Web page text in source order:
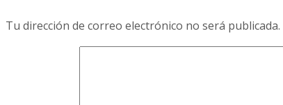
Tu dirección de correo electrónico no será publicada.